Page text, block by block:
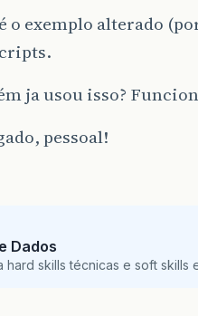
o exemplo alterado
ja usou isso?
pessoal!
Dados
hard skills técnicas e soft skills